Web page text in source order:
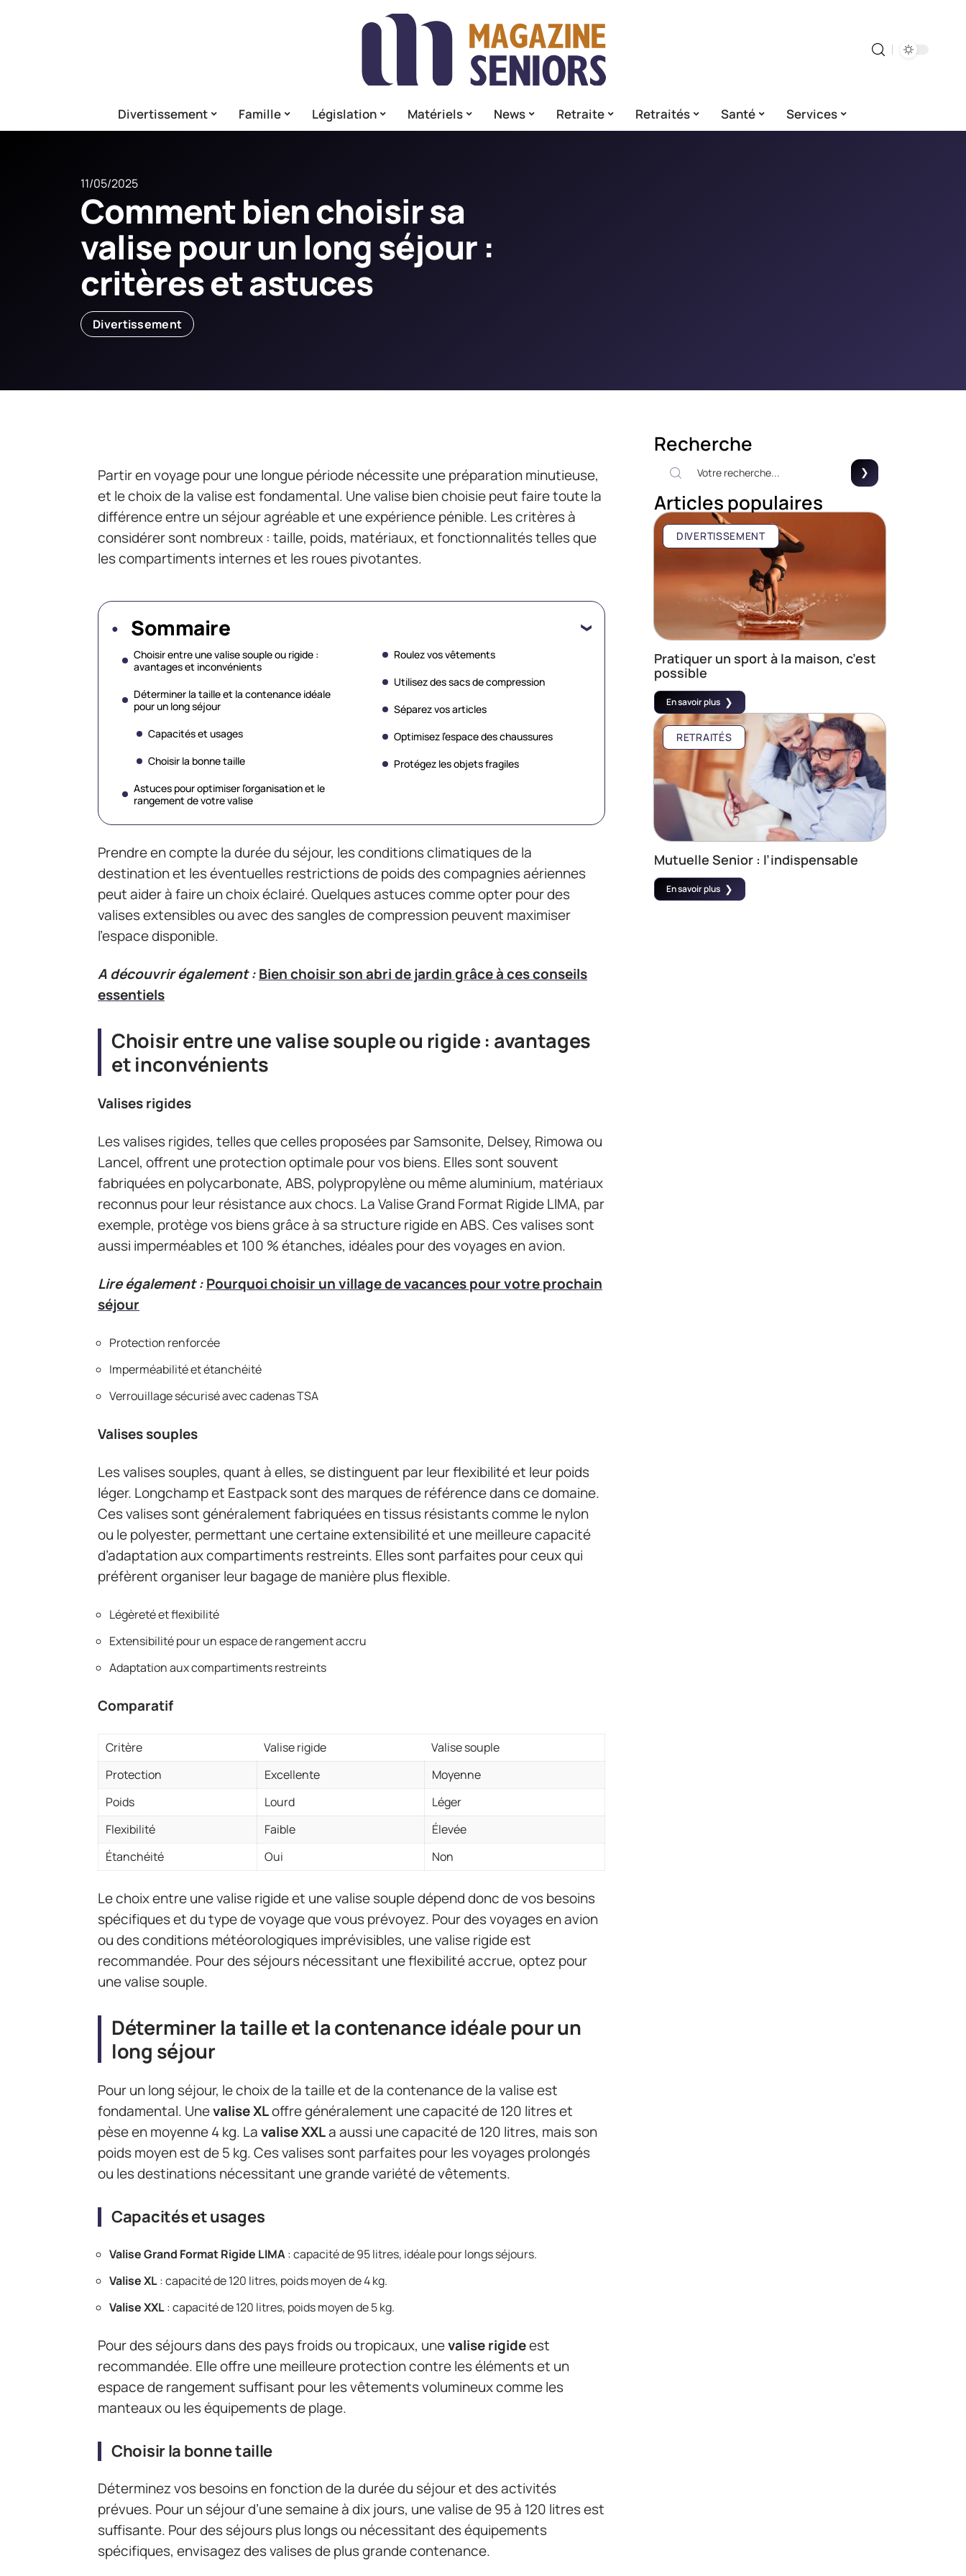
Divertissement Famille Législation Matériels News Retraite Retraités Santé Services
11/05/2025
Comment bien choisir sa
valise pour un long séjour :
critères et astuces
Divertissement
Partir en voyage pour une longue période nécessite une préparation minutieuse,
et le choix de la valise est fondamental. Une valise bien choisie peut faire toute la
différence entre un séjour agréable et une expérience pénible. Les critères à
considérer sont nombreux : taille, poids, matériaux, et fonctionnalités telles que
les compartiments internes et les roues pivotantes.
Sommaire
Choisir entre une valise souple ou rigide :
avantages et inconvénients
Déterminer la taille et la contenance idéale
pour un long séjour
Capacités et usages
Choisir la bonne taille
Astuces pour optimiser l’organisation et le
rangement de votre valise
Roulez vos vêtements
Utilisez des sacs de compression
Séparez vos articles
Optimisez l’espace des chaussures
Protégez les objets fragiles
Prendre en compte la durée du séjour, les conditions climatiques de la
destination et les éventuelles restrictions de poids des compagnies aériennes
peut aider à faire un choix éclairé. Quelques astuces comme opter pour des
valises extensibles ou avec des sangles de compression peuvent maximiser
l’espace disponible.
A découvrir également :Bien choisir son abri de jardin grâce à ces conseils
essentiels
Choisir entre une valise souple ou rigide : avantages
et inconvénients
Valises rigides
Les valises rigides, telles que celles proposées par Samsonite, Delsey, Rimowa ou
Lancel, offrent une protection optimale pour vos biens. Elles sont souvent
fabriquées en polycarbonate, ABS, polypropylène ou même aluminium, matériaux
reconnus pour leur résistance aux chocs. La Valise Grand Format Rigide LIMA, par
exemple, protège vos biens grâce à sa structure rigide en ABS. Ces valises sont
aussi imperméables et 100 % étanches, idéales pour des voyages en avion.
Lire également :Pourquoi choisir un village de vacances pour votre prochain
séjour
Protection renforcée
Imperméabilité et étanchéité
Verrouillage sécurisé avec cadenas TSA
Valises souples
Les valises souples, quant à elles, se distinguent par leur flexibilité et leur poids
léger. Longchamp et Eastpack sont des marques de référence dans ce domaine.
Ces valises sont généralement fabriquées en tissus résistants comme le nylon
ou le polyester, permettant une certaine extensibilité et une meilleure capacité
d’adaptation aux compartiments restreints. Elles sont parfaites pour ceux qui
préfèrent organiser leur bagage de manière plus flexible.
Légèreté et flexibilité
Extensibilité pour un espace de rangement accru
Adaptation aux compartiments restreints
Comparatif
Critère Valise rigide
Valise souple
Protection
Excellente
Moyenne
Poids
Lourd
Léger
Flexibilité
Faible
Élevée
Étanchéité
Oui Non
Le choix entre une valise rigide et une valise souple dépend donc de vos besoins
spécifiques et du type de voyage que vous prévoyez. Pour des voyages en avion
ou des conditions météorologiques imprévisibles, une valise rigide est
recommandée. Pour des séjours nécessitant une flexibilité accrue, optez pour
une valise souple.
Déterminer la taille et la contenance idéale pour un
long séjour
Pour un long séjour, le choix de la taille et de la contenance de la valise est
fondamental. Unevalise XLoffre généralement une capacité de 120 litres et
pèse en moyenne 4 kg. Lavalise XXLa aussi une capacité de 120 litres, mais son
poids moyen est de 5 kg. Ces valises sont parfaites pour les voyages prolongés
ou les destinations nécessitant une grande variété de vêtements.
Capacités et usages
Valise Grand Format Rigide LIMA: capacité de 95 litres, idéale pour longs séjours.
Valise XL: capacité de 120 litres, poids moyen de 4 kg.
Valise XXL: capacité de 120 litres, poids moyen de 5 kg.
Pour des séjours dans des pays froids ou tropicaux, unevalise rigideest
recommandée. Elle offre une meilleure protection contre les éléments et un
espace de rangement suffisant pour les vêtements volumineux comme les
manteaux ou les équipements de plage.
Choisir la bonne taille
Déterminez vos besoins en fonction de la durée du séjour et des activités
prévues. Pour un séjour d’une semaine à dix jours, une valise de 95 à 120 litres est
suffisante. Pour des séjours plus longs ou nécessitant des équipements
spécifiques, envisagez des valises de plus grande contenance.
Recherche
Articles populaires
DIVERTISSEMENT
Pratiquer un sport à la maison, c’est
possible
En savoir plus
RETRAITÉS
Mutuelle Senior : l’indispensable
En savoir plus